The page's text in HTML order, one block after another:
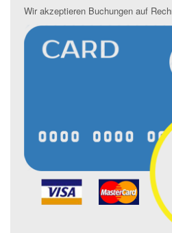
Wir akzeptieren Buchungen auf